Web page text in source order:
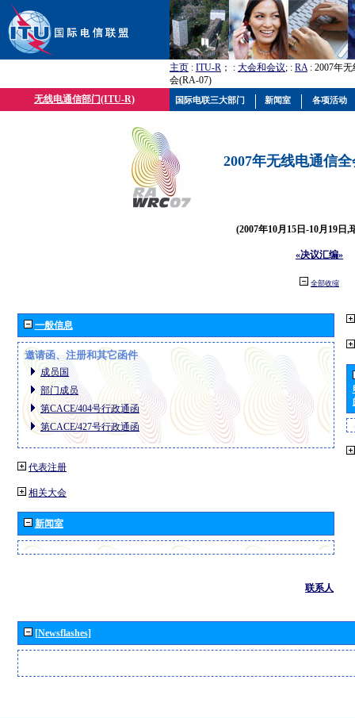
主页 : ITU-R ； : 大会和会议; : RA: 2007年
会(RA-07)
无线电通信部门(ITU-R)
2007年无线电通信
(2007年10月15日-10月19日,
«决议汇编»
全部收缩
一般信息
邀请函、注册和其它函件
成员国
部门成员
第CACE/404号行政通函
第CACE/427号行政通函
代表注册
相关大会
新闻室
联系人
[Newsflashes]
国际电联三大部门 新闻室 各项活动